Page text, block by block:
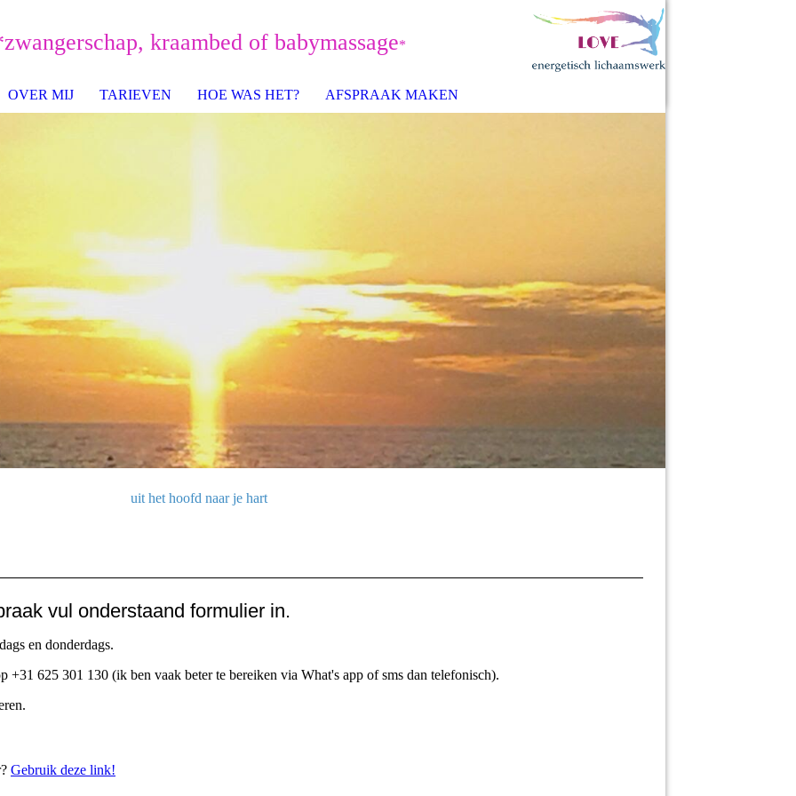
kraambed of babymassage*
OVER MIJ TARIEVEN HOE WAS HET? AFSPRAAK MAKEN
uit het hoofd naar je hart
vul onderstaand formulier in.
en donderdags.
+31 625 301 130 (ik ben vaak beter te bereiken via What's app of sms dan telefonisch).
Gebruik deze link!